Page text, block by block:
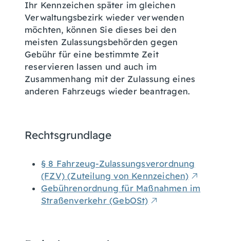
Ihr Kennzeichen später im gleichen
Verwaltungsbezirk wieder verwenden
möchten, können Sie dieses bei den
meisten Zulassungsbehörden gegen
Gebühr für eine bestimmte Zeit
reservieren lassen und auch im
Zusammenhang mit der Zulassung eines
anderen Fahrzeugs wieder beantragen.
Rechtsgrundlage
§ 8 Fahrzeug-Zulassungsverordnung
(FZV) (Zuteilung von Kennzeichen)
Gebührenordnung für Maßnahmen im
Straßenverkehr (GebOSt)